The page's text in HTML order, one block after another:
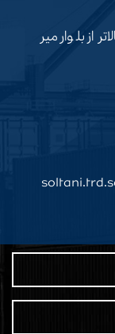
از بلوار میر